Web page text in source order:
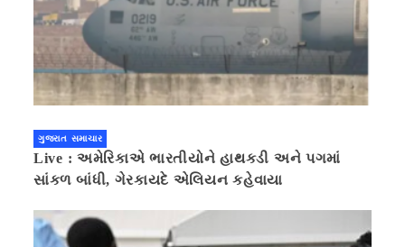
ગુજરાત સમાચાર
Live : અમેરિકાએ ભારતીયોને હાથકડી અને પગમાં
સાંકળ બાંધી, ગેરકાયદે એલિયન કહેવાયા